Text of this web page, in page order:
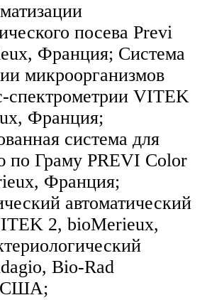
посева Previ
Франция; Система
микроорганизмов
спектрометрии VITEK
Франция;
система для
по Граму PREVI Color
Франция;
автоматический
2, bioMerieux,
Bio-Rad
США;